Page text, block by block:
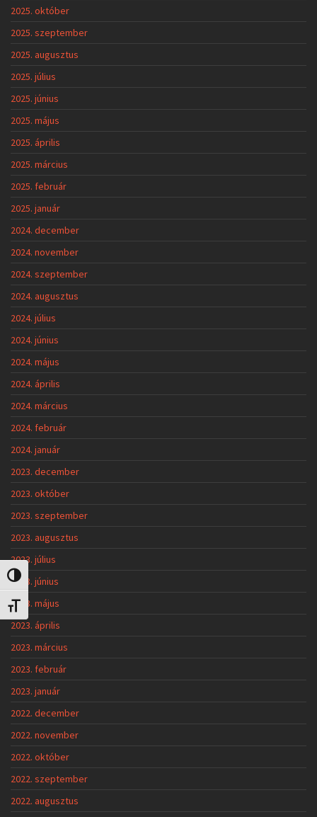
Nagy kontraszt váltása
Betűméret váltása
2025. október
2025. szeptember
2025. augusztus
2025. július
2025. június
2025. május
2025. április
2025. március
2025. február
2025. január
2024. december
2024. november
2024. szeptember
2024. augusztus
2024. július
2024. június
2024. május
2024. április
2024. március
2024. február
2024. január
2023. december
2023. október
2023. szeptember
2023. augusztus
2023. július
2023. június
2023. május
2023. április
2023. március
2023. február
2023. január
2022. december
2022. november
2022. október
2022. szeptember
2022. augusztus